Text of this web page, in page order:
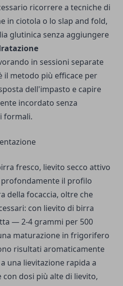
ricorrere a tecniche di
in ciotola o lo slap and fold,
glutinica senza aggiungere
in sessioni separate
il metodo più efficace per
dell'impasto e capire
incordato senza
formali.
fresco, lievito secco attivo
il profilo
della focaccia, oltre che
con lievito di birra
— 2-4 grammi per 500
maturazione in frigorifero
risultati aromaticamente
una lievitazione rapida a
dosi più alte di lievito,